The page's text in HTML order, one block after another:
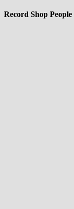
Record Shop People